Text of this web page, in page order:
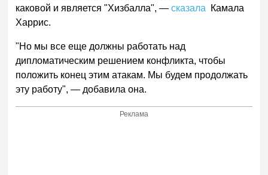
каковой и является "Хизбалла", —сказала
Камала
Харрис.
"Но мы все еще должны работать над
дипломатическим решением конфликта, чтобы
положить конец этим атакам. Мы будем продолжать
эту работу", — добавила она.
Реклама